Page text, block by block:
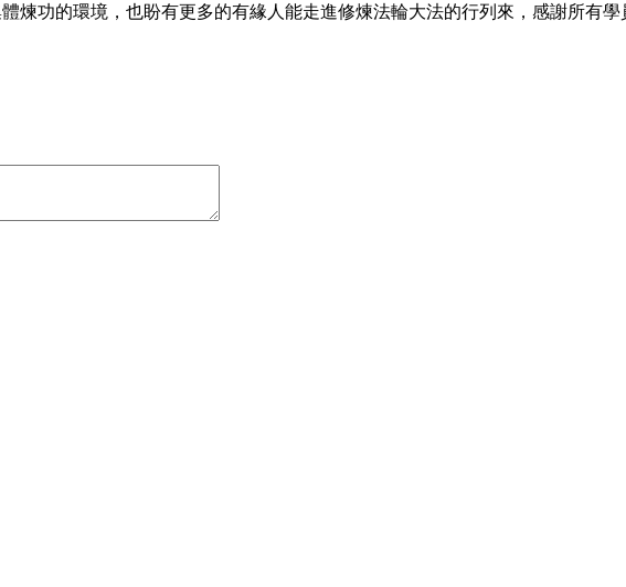
煉功的環境，也盼有更多的有緣人能走進修煉法輪大法的行列來，感謝所有